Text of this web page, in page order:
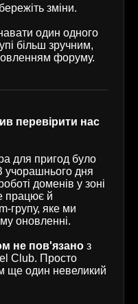
зміни.
один одного
більш зручним,
форуму.
перевірити нас
для пригод було
учорашнього дня
доменів у зоні
працює й
групу, яке ми
оновленні.
не пов'язано з
Club. Просто
ще один невеликий